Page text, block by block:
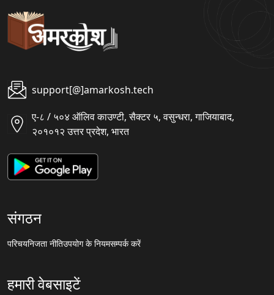
support[@]amarkosh.tech
ए-८ / ५०४ ऑलिव काउण्टी, सैक्टर ५, वसुन्धरा, गाजियाबाद,
२०१०१२ उत्तर प्रदेश, भारत
संगठन
परिचयनिजता नीतिउपयोग के नियमसम्पर्क करें
हमारी वेबसाइटें